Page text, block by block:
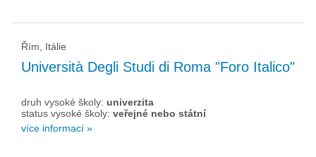
Řím, Itálie
Università Degli Studi di Roma "Foro Italico"
druh vysoké školy: univerzita
status vysoké školy: veřejné nebo státní
více informací »